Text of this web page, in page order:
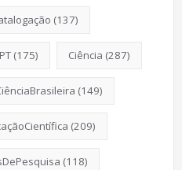
(137)
(175) Ciência (287)
(149)
(209)
(118)